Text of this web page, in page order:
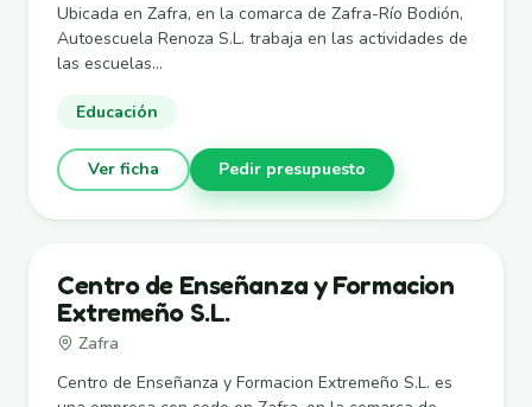
Ubicada en Zafra, en la comarca de Zafra-Río Bodión,
Autoescuela Renoza S.L. trabaja en las actividades de
las escuelas...
Educación
Ver ficha Pedir presupuesto
Centro de Enseñanza y Formacion
Extremeño S.L.
Zafra
Centro de Enseñanza y Formacion Extremeño S.L. es